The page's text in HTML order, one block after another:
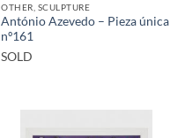
OTHER, SCULPTURE
António Azevedo – Pieza única
nº161
SOLD